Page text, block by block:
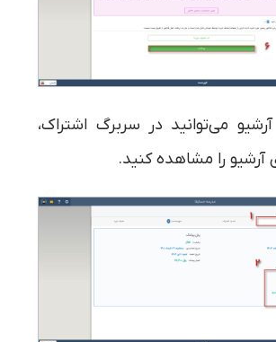
می‌توانید در سربرگ اشتراک،
آرشیو را مشاهده کنید.